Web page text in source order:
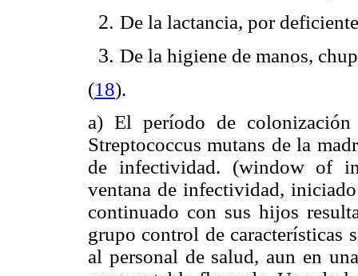
De la lactancia, por
De la higiene de manos,
(18).
a) El período de
Streptococcus mutans de la
de infectividad. (window of
ventana de infectividad,
continuado con sus hijos
grupo control de características
al personal de salud, aun en